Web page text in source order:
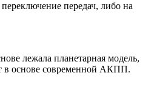
передач, либо на
лежала планетарная модель,
в основе современной АКПП.